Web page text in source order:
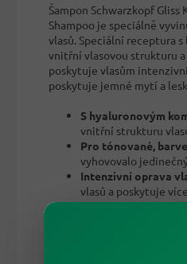
Šampon Schwarzkopf
Shampoo je speciálně
vlasů. Speciální receptura
vnitřní vlasovou strukturu
poskytuje vlasům
poskytuje jemné mytí a
S hyaluronovým
vnitřní strukturu
Pro tónované,
vyhovovalo
Intenzivní oprava
vlasů a poskytuje
Ochrana barvy po
13 týdnů a